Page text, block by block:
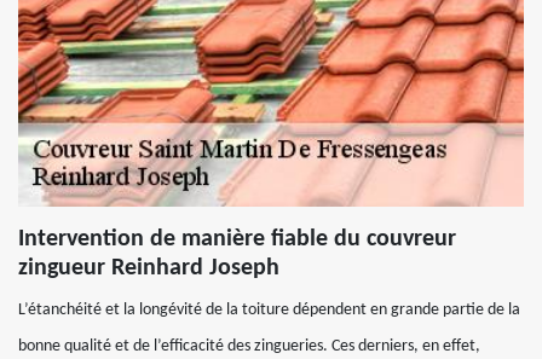
Intervention de manière fiable du couvreur
zingueur Reinhard Joseph
L’étanchéité et la longévité de la toiture dépendent en grande partie de la
bonne qualité et de l’efficacité des zingueries. Ces derniers, en effet,